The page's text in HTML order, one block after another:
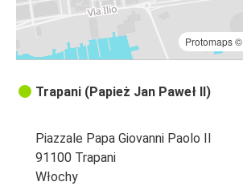
Protomaps©
Trapani (Papież Jan Paweł II)
Piazzale Papa Giovanni Paolo II
91100 Trapani
Włochy